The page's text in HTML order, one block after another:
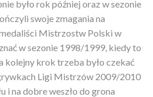
było rok później oraz w sezonie
swoje zmagania na
Mistrzostw Polski w
w sezonie 1998/1999, kiedy to
kolejny krok trzeba było czekać
Ligi Mistrzów 2009/2010
i na dobre weszło do grona